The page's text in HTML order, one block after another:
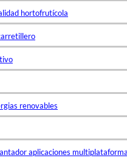
hortofrutícola
renovables
aplicaciones